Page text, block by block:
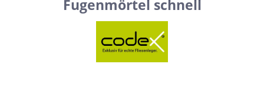
Fugenmörtel schnell